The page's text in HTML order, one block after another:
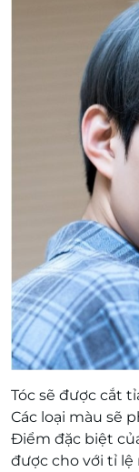
Tóc sẽ được cắt
Các loại màu sẽ
Điểm đặc biệt
được cho với tỉ lệ